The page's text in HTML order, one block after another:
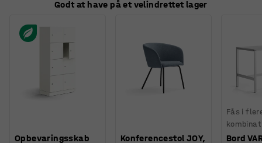
Godt at have på et velindrettet lager
Opbevaringsskab
Konferencestol JOY,
Fås i
Bord